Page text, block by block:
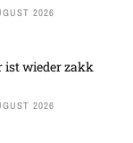
2026
ist wieder zakk
2026